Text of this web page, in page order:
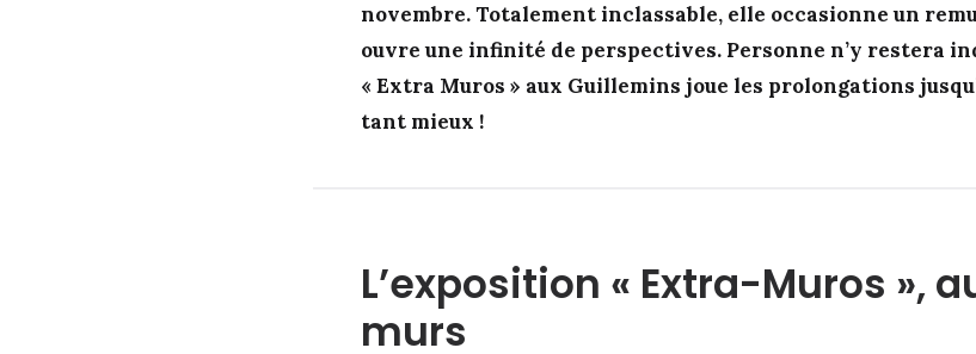
novembre. Totalement inclassable, elle occasionne un
ouvre une infinité de perspectives. Personne n’y restera
« Extra Muros » aux Guillemins joue les prolongations
tant mieux !
L’exposition « Extra-Muros »,
murs